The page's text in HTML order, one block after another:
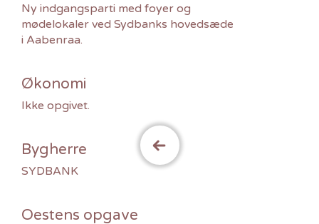
Ny indgangsparti med foyer og
mødelokaler ved Sydbanks hovedsæde
i Aabenraa.
Økonomi
Ikke opgivet.
Bygherre
SYDBANK
Oestens opgave